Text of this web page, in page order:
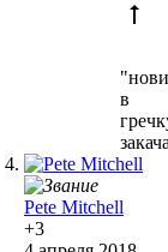
в
Pete Mitchell
+3